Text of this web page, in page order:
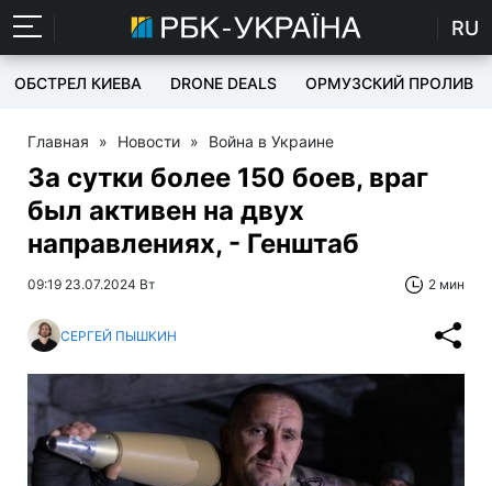
RU
ОБСТРЕЛ КИЕВА DRONE DEALS ОРМУЗСКИЙ ПРОЛИВ
Главная » Новости » Война в Украине
За сутки более 150 боев, враг
был активен на двух
направлениях, - Генштаб
09:19 23.07.2024 Вт 2 мин
СЕРГЕЙ ПЫШКИН